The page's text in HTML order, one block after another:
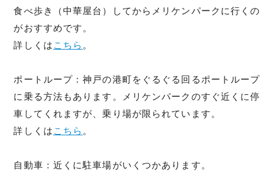
食べ歩き（中華屋台）してからメリケンパークに行くの
がおすすめです。
詳しくは こちら 。
ポートループ：神戸の港町をぐるぐる回るポートループ
に乗る方法もあります。メリケンパークのすぐ近くに停
車してくれますが、乗り場が限られています。
詳しくは こちら 。
自動車：近くに駐車場がいくつかあります。